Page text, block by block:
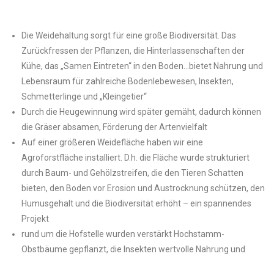
Die Weidehaltung sorgt für eine große Biodiversität. Das
Zurückfressen der Pflanzen, die Hinterlassenschaften der
Kühe, das „Samen Eintreten“ in den Boden…bietet Nahrung und
Lebensraum für zahlreiche Bodenlebewesen, Insekten,
Schmetterlinge und „Kleingetier“
Durch die Heugewinnung wird später gemäht, dadurch können
die Gräser absamen, Förderung der Artenvielfalt
Auf einer größeren Weidefläche haben wir eine
Agroforstfläche installiert. D.h. die Fläche wurde strukturiert
durch Baum- und Gehölzstreifen, die den Tieren Schatten
bieten, den Boden vor Erosion und Austrocknung schützen, den
Humusgehalt und die Biodiversität erhöht – ein spannendes
Projekt
rund um die Hofstelle wurden verstärkt Hochstamm-
Obstbäume gepflanzt, die Insekten wertvolle Nahrung und